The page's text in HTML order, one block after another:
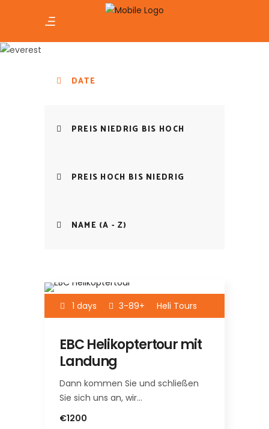
Archive
DATE
PREIS NIEDRIG BIS HOCH
PREIS HOCH BIS NIEDRIG
NAME (A - Z)
1 days 3-89+ Heli Tours
EBC Helikoptertour mit
Landung
Dann kommen Sie und schließen
Sie sich uns an, wir…
€1200